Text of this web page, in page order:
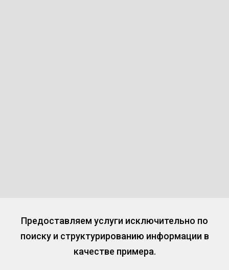
Предоставляем услуги исключительно по
поиску и структурированию информации в
качестве примера.